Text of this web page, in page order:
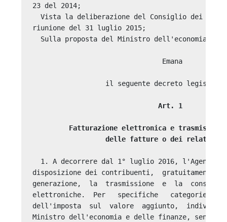
23 del 2014;
Vista la deliberazione del Consiglio dei
riunione del 31 luglio 2015;
Sulla proposta del Ministro dell'economia e
                                Emana
il seguente decreto
         Art. 1
Fatturazione elettronica e
delle fatture o dei relativi
1. A decorrere dal 1° luglio 2016, l'Agenzia
disposizione dei contribuenti,
generazione,  la  trasmissione  e  la
elettroniche.  Per   specifiche   categorie
dell'imposta  sul  valore  aggiunto,
Ministro dell'economia e delle finanze,